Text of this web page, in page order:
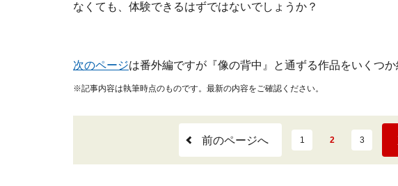
なくても、体験できるはずではないでしょうか？
次のページは番外編ですが『像の背中』と通ずる作品をいくつか
※記事内容は執筆時点のものです。最新の内容をご確認ください。
前のページへ 1 2 3